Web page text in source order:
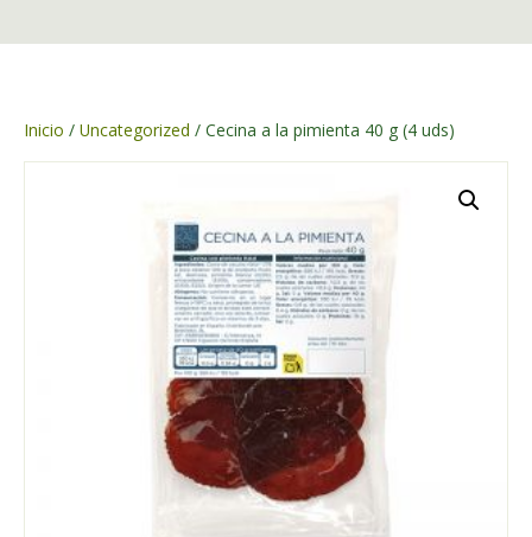
Inicio / Uncategorized / Cecina a la pimienta 40 g (4 uds)